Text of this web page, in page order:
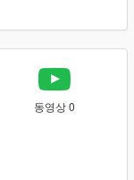
동영상 0